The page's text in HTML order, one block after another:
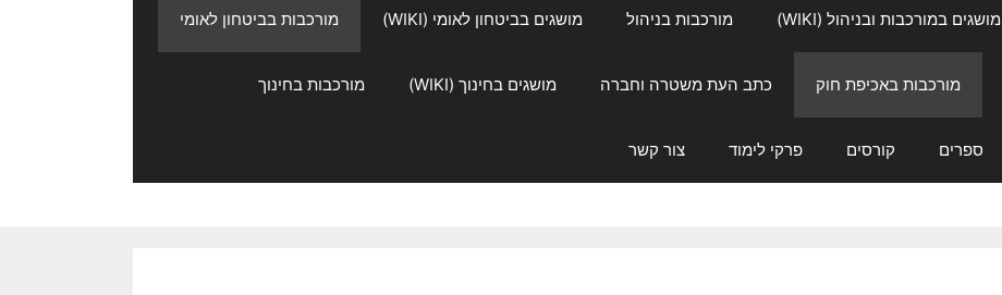
מושגים במורכבות ובניהול (WIKI) מורכבות בניהול מושגים בביטחון לאומי (WIKI) מורכבות בביטחון לאומי
מורכבות באכיפת חוק כתב העת משטרה וחברה מושגים בחינוך (WIKI) מורכבות בחינוך
ספרים קורסים פרקי לימוד צור קשר